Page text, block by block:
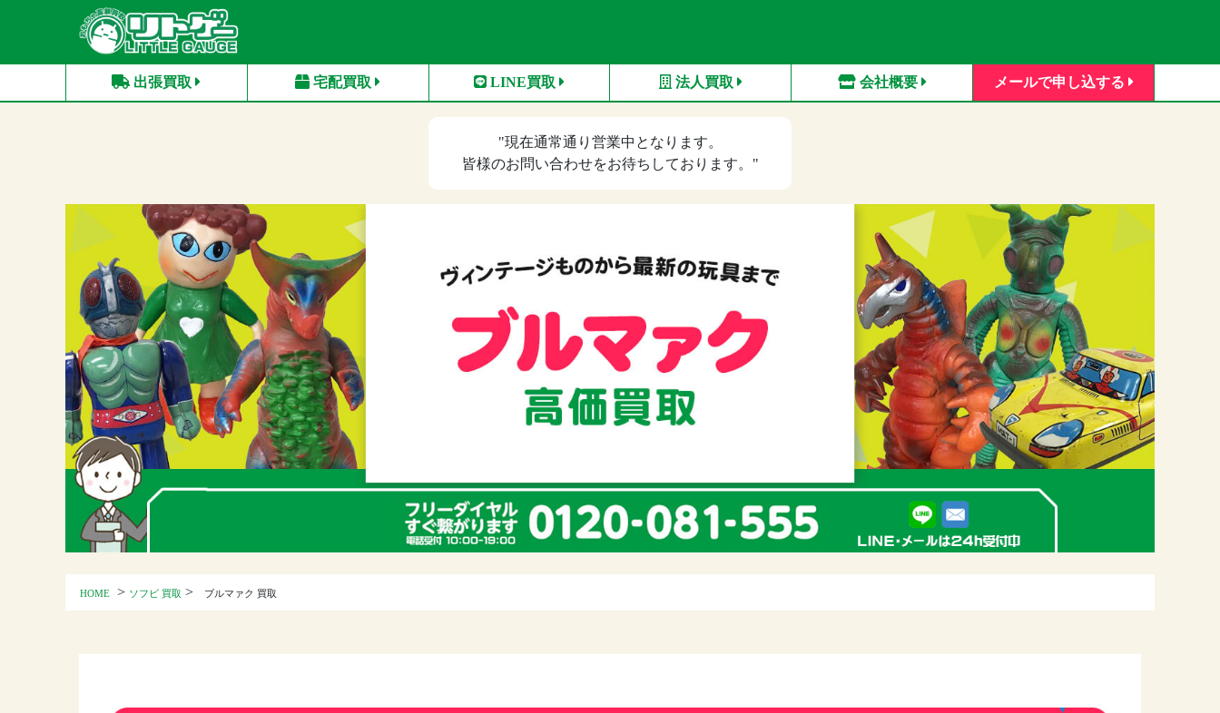
出張買取 宅配買取 LINE買取 法人買取 会社概要 メールで申し込する
"現在通常通り営業中 となります。
皆様のお問い合わせをお待ちしております。"
HOME > ソフビ 買取 > ブルマァク 買取